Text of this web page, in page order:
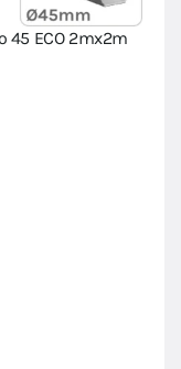
45 ECO 2mx2m